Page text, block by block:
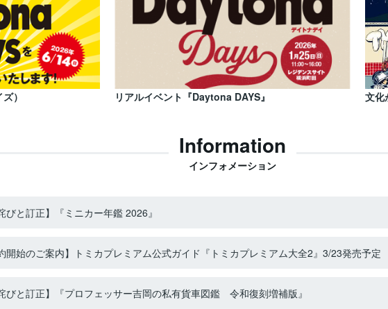
） リアルイベント『Daytona DAYS』 文化
Information
インフォメーション
びと訂正】『ミニカー年鑑 2026』
開始のご案内】トミカプレミアム公式ガイド『トミカプレミアム大全2』3/23発売予定
びと訂正】『プロフェッサー吉岡の私有貨車図鑑 令和復刻増補版』